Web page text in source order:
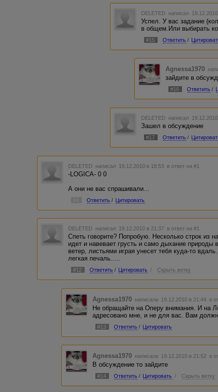
DELETED написал
Успел. У вас задание
в общем.Или выбирать
#15 Ответить /
Agnessa1970
зайдите в
#16 Ответить /
DELETED написал
Зашел в обсуждение
#17 Ответить /
DELETED написал 19.12.2010 в 18:53 в ответ на #1
-LOGICA- 0 0
А они не вас спрашивали...
Ответить / Цитировать
DELETED написал 19.12.2010 в 21:37 в ответ на #1
Спеть говорите? Попробую. Несколько строк из
идет и навевает грусть и само дыхание природы
ветер, листьями играя унесет тебя куда-то
легкая печаль.....
#12 Ответить / Цитировать / Скрыть ветку
Agnessa1970 написала 19.12.2010 в 21:44 в
Не обращайте на Оперу внимания. И на
адресовано мне, и не для вас. Вам
#13 Ответить / Цитировать
Agnessa1970 написала 19.12.2010 в 21:52 в
В обсуждение то зайдите
#14 Ответить / Цитировать / Скрыть ветку